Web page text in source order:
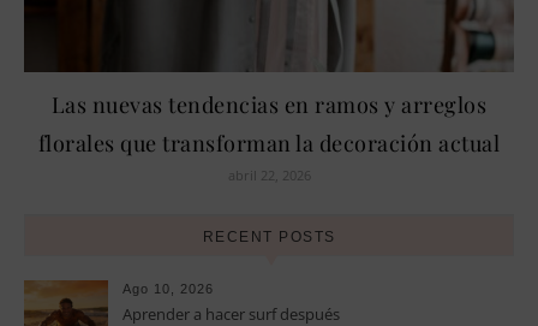
Las nuevas tendencias en ramos y arreglos
florales que transforman la decoración actual
abril 22, 2026
RECENT POSTS
Ago 10, 2026
Aprender a hacer surf después